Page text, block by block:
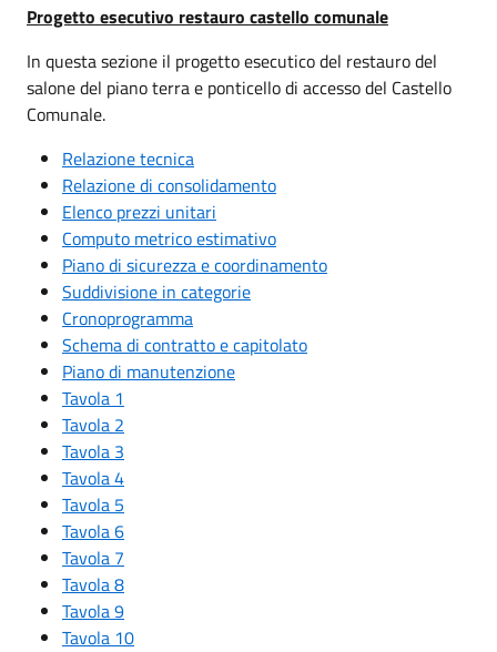
Progetto esecutivo restauro castello comunale
In questa sezione il progetto esecutico del restauro del
salone del piano terra e ponticello di accesso del Castello
Comunale.
Relazione tecnica
Relazione di consolidamento
Elenco prezzi unitari
Computo metrico estimativo
Piano di sicurezza e coordinamento
Suddivisione in categorie
Cronoprogramma
Schema di contratto e capitolato
Piano di manutenzione
Tavola 1
Tavola 2
Tavola 3
Tavola 4
Tavola 5
Tavola 6
Tavola 7
Tavola 8
Tavola 9
Tavola 10